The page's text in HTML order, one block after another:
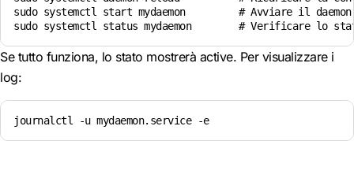
sudo systemctl start mydaemon         # Avviare il daemon
Se tutto funziona, lo stato mostrerà active. Per visualizzare i
log:
journalctl -u mydaemon.service -e